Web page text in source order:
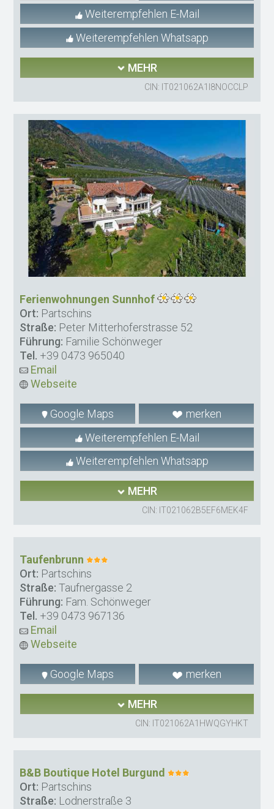
Weiterempfehlen E-Mail
Weiterempfehlen Whatsapp
MEHR
CIN: IT021062A1I8NOCCLP
Ferienwohnungen Sunnhof
Ort: Partschins
Straße: Peter Mitterhoferstrasse 52
Führung: Familie Schönweger
Tel. +39 0473 965040
Email
Webseite
Google Maps
merken
Weiterempfehlen E-Mail
Weiterempfehlen Whatsapp
MEHR
CIN: IT021062B5EF6MEK4F
Taufenbrunn
Ort: Partschins
Straße: Taufnergasse 2
Führung: Fam. Schönweger
Tel. +39 0473 967136
Email
Webseite
Google Maps merken
MEHR
CIN: IT021062A1HWQGYHKT
B&B Boutique Hotel Burgund
Ort: Partschins
Straße: Lodnerstraße 3